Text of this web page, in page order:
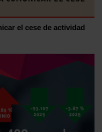
el cese de actividad